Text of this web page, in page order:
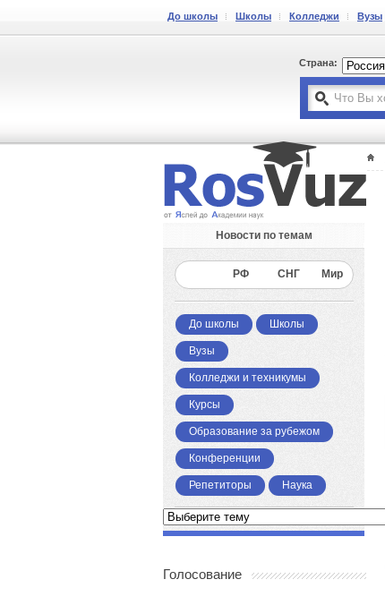
До школы Школы Колледжи Вузы
Страна:
Новости по темам
РФ СНГ Мир
До школы Школы
Вузы
Колледжи и техникумы
Курсы
Образование за рубежом
Конференции
Репетиторы Наука
Голосование